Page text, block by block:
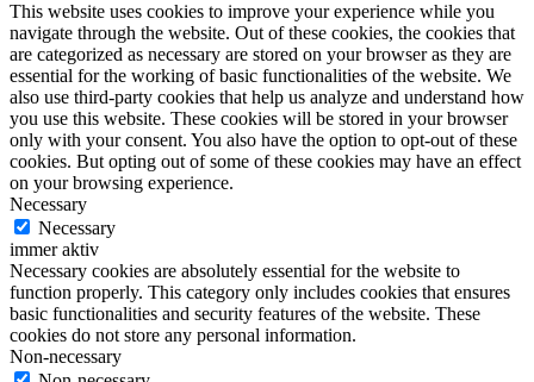
This website uses cookies to improve your experience while you
navigate through the website. Out of these cookies, the cookies that
are categorized as necessary are stored on your browser as they are
essential for the working of basic functionalities of the website. We
also use third-party cookies that help us analyze and understand how
you use this website. These cookies will be stored in your browser
only with your consent. You also have the option to opt-out of these
cookies. But opting out of some of these cookies may have an effect
on your browsing experience.
Necessary
Necessary
immer aktiv
Necessary cookies are absolutely essential for the website to
function properly. This category only includes cookies that ensures
basic functionalities and security features of the website. These
cookies do not store any personal information.
Non-necessary